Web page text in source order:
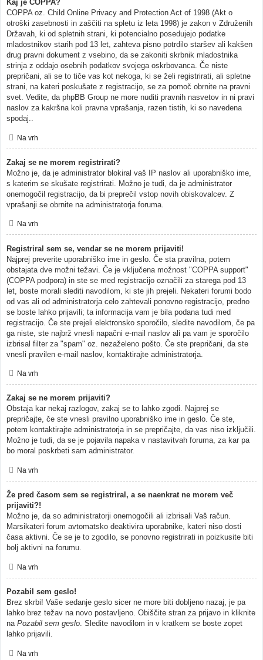
Kaj je COPPA?
COPPA oz. Child Online Privacy and Protection Act of 1998 (Akt o
otroški zasebnosti in zaščiti na spletu iz leta 1998) je zakon v Združenih
Državah, ki od spletnih strani, ki potencialno posedujejo podatke
mladostnikov starih pod 13 let, zahteva pisno potrdilo staršev ali kakšen
drug pravni dokument z vsebino, da se zakoniti skrbnik mladostnika
strinja z oddajo osebnih podatkov svojega oskrbovanca. Če niste
prepričani, ali se to tiče vas kot nekoga, ki se želi registrirati, ali spletne
strani, na kateri poskušate z registracijo, se za pomoč obrnite na pravni
svet. Vedite, da phpBB Group ne more nuditi pravnih nasvetov in ni pravi
naslov za kakršna koli pravna vprašanja, razen tistih, ki so navedena
spodaj..
Na vrh
Zakaj se ne morem registrirati?
Možno je, da je administrator blokiral vaš IP naslov ali uporabniško ime,
s katerim se skušate registrirati. Možno je tudi, da je administrator
onemogočil registracijo, da bi preprečil vstop novih obiskovalcev. Z
vprašanji se obrnite na administratorja foruma.
Na vrh
Registriral sem se, vendar se ne morem prijaviti!
Najprej preverite uporabniško ime in geslo. Če sta pravilna, potem
obstajata dve možni težavi. Če je vključena možnost "COPPA support"
(COPPA podpora) in ste se med registracijo označili za starega pod 13
let, boste morali slediti navodilom, ki ste jih prejeli. Nekateri forumi bodo
od vas ali od administratorja celo zahtevali ponovno registracijo, predno
se boste lahko prijavili; ta informacija vam je bila podana tudi med
registracijo. Če ste prejeli elektronsko sporočilo, sledite navodilom, če pa
ga niste, ste najbrž vnesli napačni e-mail naslov ali pa vam je sporočilo
izbrisal filter za "spam" oz. nezaželeno pošto. Če ste prepričani, da ste
vnesli pravilen e-mail naslov, kontaktirajte administratorja.
Na vrh
Zakaj se ne morem prijaviti?
Obstaja kar nekaj razlogov, zakaj se to lahko zgodi. Najprej se
prepričajte, če ste vnesli pravilno uporabniško ime in geslo. Če ste,
potem kontaktirajte administratorja in se prepričajte, da vas niso izključili.
Možno je tudi, da se je pojavila napaka v nastavitvah foruma, za kar pa
bo moral poskrbeti sam administrator.
Na vrh
Že pred časom sem se registriral, a se naenkrat ne morem več
prijaviti?!
Možno je, da so administratorji onemogočili ali izbrisali Vaš račun.
Marsikateri forum avtomatsko deaktivira uporabnike, kateri niso dosti
časa aktivni. Če se je to zgodilo, se ponovno registrirati in poizkusite biti
bolj aktivni na forumu.
Na vrh
Pozabil sem geslo!
Brez skrbi! Vaše sedanje geslo sicer ne more biti dobljeno nazaj, je pa
lahko brez težav na novo postavljeno. Obiščite stran za prijavo in kliknite
na Pozabil sem geslo. Sledite navodilom in v kratkem se boste zopet
lahko prijavili.
Na vrh